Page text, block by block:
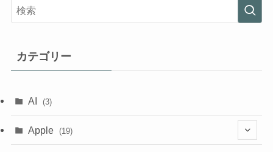
カテゴリー
AI (3)
Apple (19)